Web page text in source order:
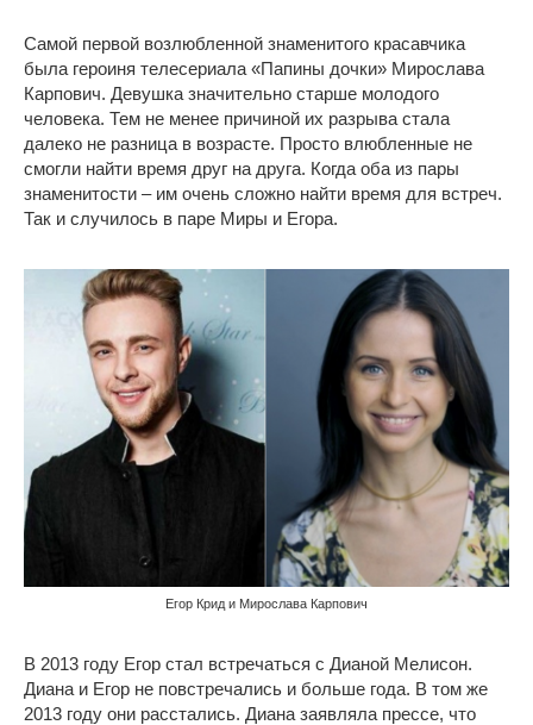
Самой первой возлюбленной знаменитого красавчика
была героиня телесериала «Папины дочки» Мирослава
Карпович. Девушка значительно старше молодого
человека. Тем не менее причиной их разрыва стала
далеко не разница в возрасте. Просто влюбленные не
смогли найти время друг на друга. Когда оба из пары
знаменитости – им очень сложно найти время для встреч.
Так и случилось в паре Миры и Егора.
Егор Крид и Мирослава Карпович
В 2013 году Егор стал встречаться с Дианой Мелисон.
Диана и Егор не повстречались и больше года. В том же
2013 году они расстались. Диана заявляла прессе, что